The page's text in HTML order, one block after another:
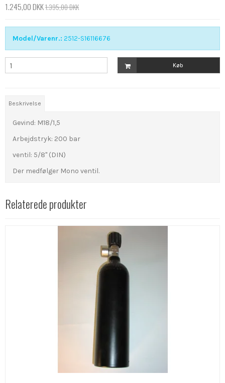
1.245,00 DKK1.395,00 DKK
Model/Varenr.: 2512-S16116676
Køb
Beskrivelse
Gevind: M18/1,5
Arbejdstryk: 200 bar
ventil: 5/8" (DIN)
Der medfølger Mono ventil.
Relaterede produkter